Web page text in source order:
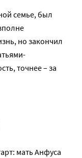
семье, был
но закончил
точнее – за
мать Анфуса